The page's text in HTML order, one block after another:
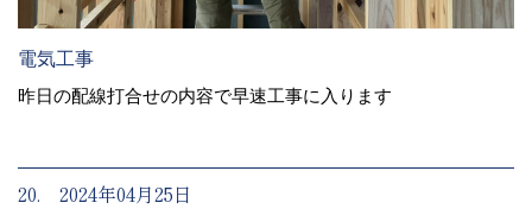
電気工事
昨日の配線打合せの内容で早速工事に入ります
20. 2024年04月25日